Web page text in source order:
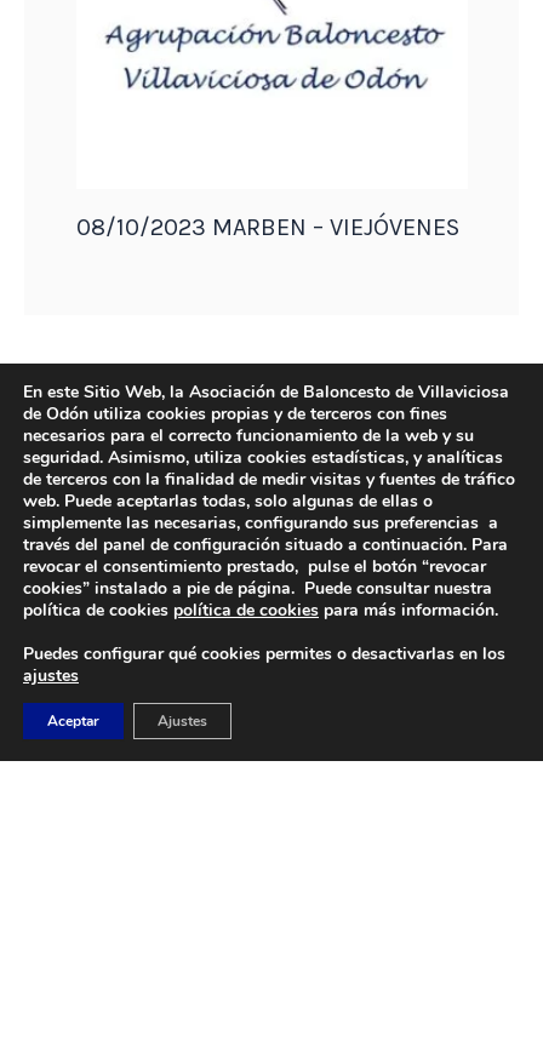
08/10/2023 MARBEN – VIEJÓVENES
DIRECCIÓN
Camino de Sacedón 15
Villaviciosa de Odón (Madrid)
En este Sitio Web, la Asociación de Baloncesto de Villaviciosa
de Odón utiliza cookies propias y de terceros con fines
necesarios para el correcto funcionamiento de la web y su
seguridad. Asimismo, utiliza cookies estadísticas, y analíticas
de terceros con la finalidad de medir visitas y fuentes de tráfico
web. Puede aceptarlas todas, solo algunas de ellas o
simplemente las necesarias, configurando sus preferencias a
través del panel de configuración situado a continuación. Para
revocar el consentimiento prestado, pulse el botón “revocar
cookies” instalado a pie de página. Puede consultar nuestra
política de cookies política de cookies para más información.
Puedes configurar qué cookies permites o desactivarlas en los
ajustes
Aceptar Ajustes